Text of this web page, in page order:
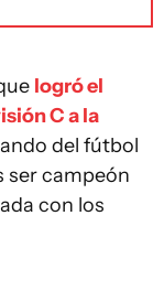
logró el
C a la
del fútbol
ser campeón
con los